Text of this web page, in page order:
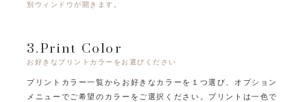
別ウィンドウが開きます。
3.Print Color
お好きなプリントカラーをお選びください
プリントカラー一覧からお好きなカラーを１つ選び、オプション
メニューでご希望のカラーをご選択ください。 プリントは一色で